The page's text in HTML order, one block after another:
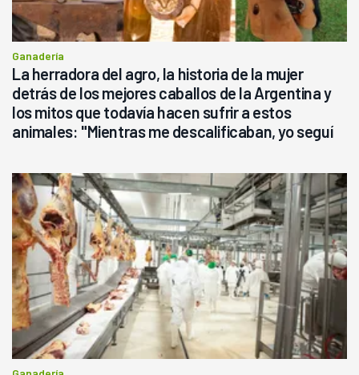
Ganadería
La herradora del agro, la historia de la mujer
detrás de los mejores caballos de la Argentina y
los mitos que todavía hacen sufrir a estos
animales: "Mientras me descalificaban, yo seguí